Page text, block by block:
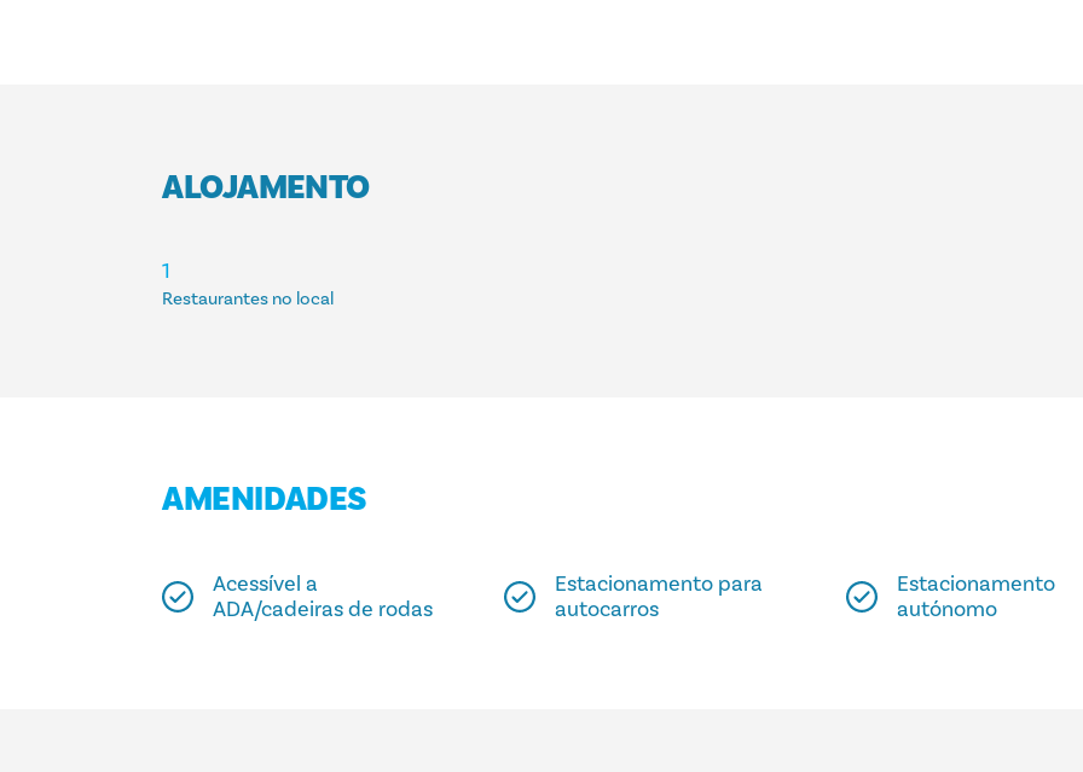
ALOJAMENTO
ALOJAMENTO
Restaurantes no local
1
AMENIDADES
Acessível a
ADA/cadeiras de rodas
Estacionamento para
autocarros
Estacionamento
autónomo